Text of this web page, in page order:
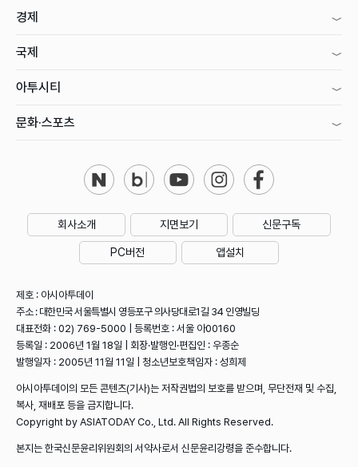
경제
국제
아투시티
문화·스포츠
회사소개 지면보기 신문구독
PC버전 앱설치
제호 : 아시아투데이
주소 : 대한민국 서울특별시 영등포구 의사당대로1길 34 인영빌딩
대표전화 : 02) 769-5000 | 등록번호 : 서울 아00160
등록일 : 2006년 1월 18일 | 회장·발행인·편집인 : 우종순
발행일자 : 2005년 11월 11일 | 청소년보호책임자 : 성희제
아시아투데이의 모든 콘텐츠(기사)는 저작권법의 보호를 받으며, 무단전재 및 수집,
복사, 재배포 등을 금지합니다.
Copyright by ASIATODAY Co., Ltd. All Rights Reserved.
본지는 한국신문윤리위원회의 서약사로서 신문윤리강령을 준수합니다.